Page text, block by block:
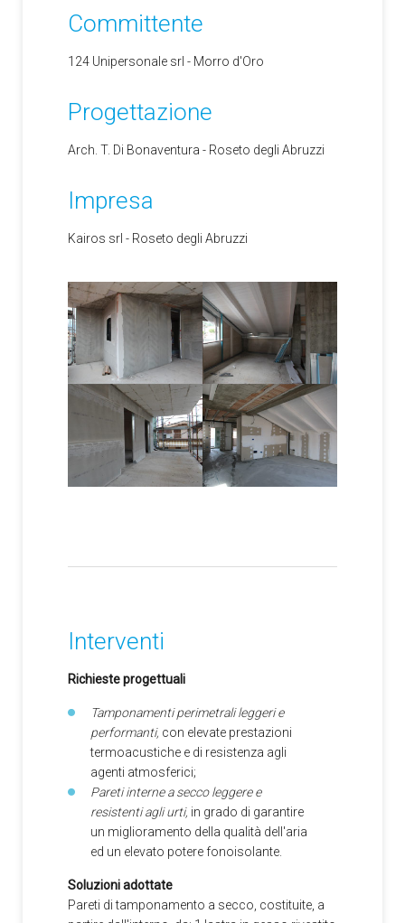
Committente
124 Unipersonale srl - Morro d'Oro
Progettazione
Arch. T. Di Bonaventura - Roseto degli Abruzzi
Impresa
Kairos srl - Roseto degli Abruzzi
Interventi
Richieste progettuali
Tamponamenti perimetrali leggeri e
performanti, con elevate prestazioni
termoacustiche e di resistenza agli
agenti atmosferici;
Pareti interne a secco leggere e
resistenti agli urti, in grado di garantire
un miglioramento della qualità dell'aria
ed un elevato potere fonoisolante.
Soluzioni adottate
Pareti di tamponamento a secco, costituite, a